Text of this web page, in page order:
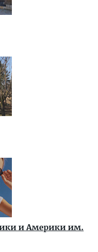
и Америки им.